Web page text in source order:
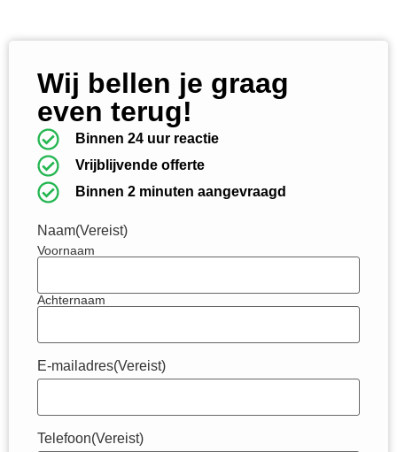
Wij bellen je graag
even terug!
Binnen 24 uur reactie
Vrijblijvende offerte
Binnen 2 minuten aangevraagd
Naam(Vereist)
Voornaam
Achternaam
E-mailadres(Vereist)
Telefoon(Vereist)